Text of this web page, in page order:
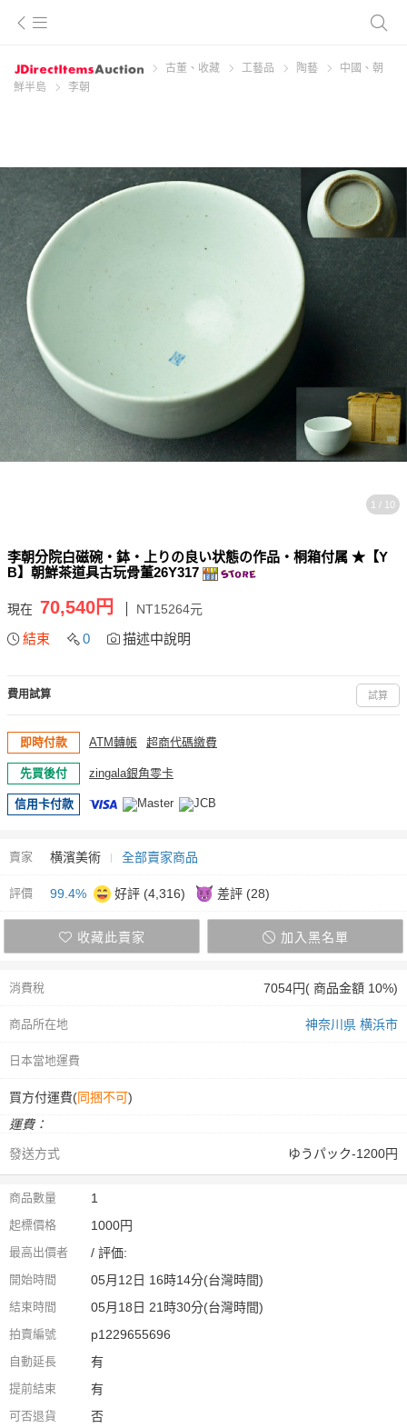
古董、收藏 工藝品 陶藝
中國、朝
鮮半島
李朝
1 / 10
李朝分院白磁碗・鉢・上りの良い状態の作品・桐箱付属 ★【Y
B】朝鮮茶道具古玩骨董26Y317
現在 70,540円 NT15264元
結束 0 描述中說明
費用試算 試算
即時付款 ATM轉帳 超商代碼繳費
先買後付 zingala銀角零卡
信用卡付款
賣家 横濱美術 全部賣家商品
評價 99.4% 好評 (4,316) 差評 (28)
收藏此賣家 加入黑名單
消費稅 7054円( 商品金額 10%)
商品所在地 神奈川県 横浜市
日本當地運費
買方付運費(同捆不可)
運費：
發送方式
ゆうパック-1200円
商品數量 1
起標價格 1000円
最高出價者 / 評価:
開始時間 05月12日 16時14分(台灣時間)
結束時間 05月18日 21時30分(台灣時間)
拍賣編號 p1229655696
自動延長 有
提前結束 有
可否退貨 否